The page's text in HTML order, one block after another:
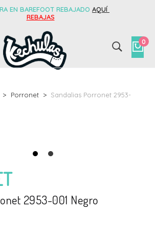
EN BAREFOOT REBAJADO AQUÍ
REBAJAS
0
Porronet
Sandalias Porronet 2953-
2953-001 Negro